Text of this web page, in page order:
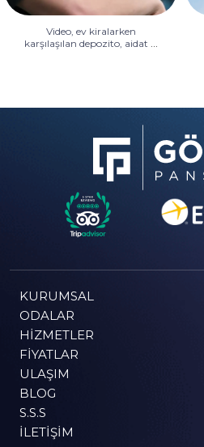
Video, ev kiralarken
karşılaşılan depozito, aidat
KURUMSAL
ODALAR
HIZMETLER
FIYATLAR
ULAŞIM
BLOG
S.S.S
İLETIŞIM